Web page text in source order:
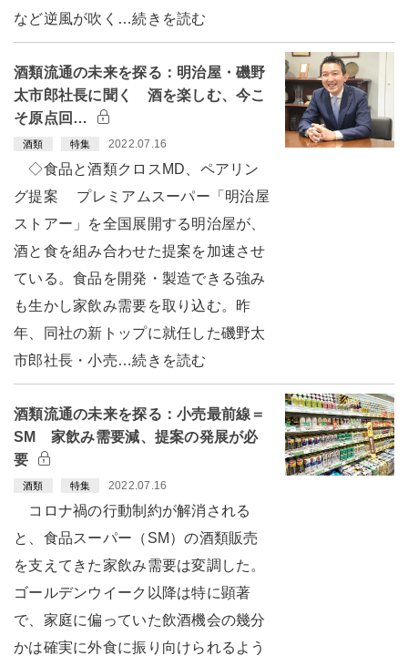
など逆風が吹く…続きを読む
酒類流通の未来を探る：明治屋・磯野
太市郎社長に聞く 酒を楽しむ、今こ
そ原点回…
酒類 特集 2022.07.16
◇食品と酒類クロスMD、ペアリン
グ提案 プレミアムスーパー「明治屋
ストアー」を全国展開する明治屋が、
酒と食を組み合わせた提案を加速させ
ている。食品を開発・製造できる強み
も生かし家飲み需要を取り込む。昨
年、同社の新トップに就任した磯野太
市郎社長・小売…続きを読む
酒類流通の未来を探る：小売最前線＝
SM 家飲み需要減、提案の発展が必
要
酒類 特集 2022.07.16
コロナ禍の行動制約が解消される
と、食品スーパー（SM）の酒類販売
を支えてきた家飲み需要は変調した。
ゴールデンウイーク以降は特に顕著
で、家庭に偏っていた飲酒機会の幾分
かは確実に外食に振り向けられるよう